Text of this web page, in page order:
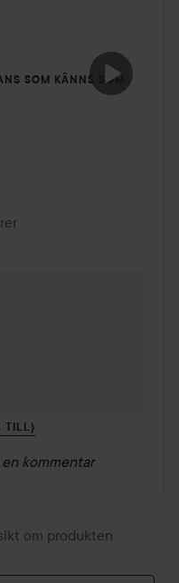
SOM KÄNNS SOM
Creator.lades 3 år
TILL)
kommentar
om produkten